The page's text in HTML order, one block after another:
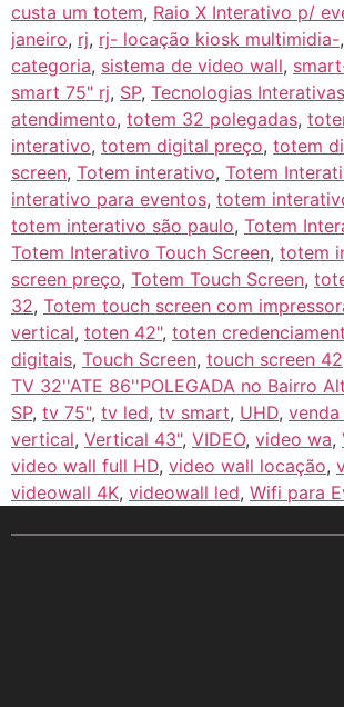
custa um totem, Raio X Interativo p/
janeiro, rj, rj- locação kiosk multimidia-,
categoria, sistema de video wall,
smart 75" rj, SP, Tecnologias Interativas
atendimento, totem 32 polegadas,
interativo, totem digital preço, totem
screen, Totem interativo, Totem
interativo para eventos, totem
totem interativo são paulo, Totem
Totem Interativo Touch Screen, totem
screen preço, Totem Touch Screen,
32, Totem touch screen com
vertical, toten 42", toten
digitais, Touch Screen, touch screen 42
TV 32''ATE 86''POLEGADA no Bairro‎
SP, tv 75", tv led, tv smart, UHD,
vertical, Vertical 43", VIDEO, video wa,
video wall full HD, video wall locação,
videowall 4K, videowall led, Wifi para